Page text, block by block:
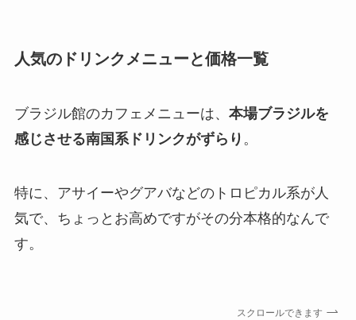
人気のドリンクメニューと価格一覧
ブラジル館のカフェメニューは、 本場ブラジルを
感じさせる南国系ドリンクがずらり 。
特に、アサイーやグアバなどのトロピカル系が人
気で、ちょっとお高めですがその分本格的なんで
す。
スクロールできます